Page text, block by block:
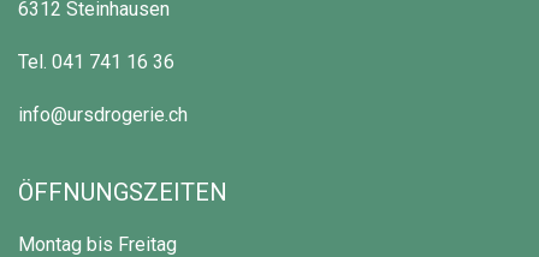
6312 Steinhausen
Tel. 041 741 16 36
info@ursdrogerie.ch
ÖFFNUNGSZEITEN
Montag bis Freitag